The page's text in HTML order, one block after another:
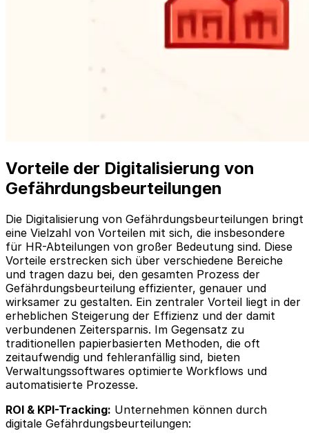
Vorteile der Digitalisierung von
Gefährdungsbeurteilungen
Die Digitalisierung von Gefährdungsbeurteilungen bringt
eine Vielzahl von Vorteilen mit sich, die insbesondere
für HR-Abteilungen von großer Bedeutung sind. Diese
Vorteile erstrecken sich über verschiedene Bereiche
und tragen dazu bei, den gesamten Prozess der
Gefährdungsbeurteilung effizienter, genauer und
wirksamer zu gestalten. Ein zentraler Vorteil liegt in der
erheblichen Steigerung der Effizienz und der damit
verbundenen Zeitersparnis. Im Gegensatz zu
traditionellen papierbasierten Methoden, die oft
zeitaufwendig und fehleranfällig sind, bieten
Verwaltungssoftwares optimierte Workflows und
automatisierte Prozesse.
ROI & KPI-Tracking: Unternehmen können durch
digitale Gefährdungsbeurteilungen: